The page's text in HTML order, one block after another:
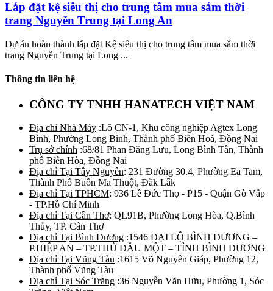
Lắp đặt kệ siêu thị cho trung tâm mua sắm thời
trang Nguyễn Trung tại Long An
Dự án hoàn thành lắp đặt Kệ siêu thị cho trung tâm mua sắm thời
trang Nguyễn Trung tại Long ...
Thông tin liên hệ
CÔNG TY TNHH HANATECH VIỆT NAM
Địa chỉ Nhà Máy :Lô CN-1, Khu công nghiệp Agtex Long
Bình, Phường Long Bình, Thành phố Biên Hoà, Đồng Nai
Trụ sở chính :68/81 Phan Đăng Lưu, Long Bình Tân, Thành
phố Biên Hòa, Đồng Nai
Địa chỉ Tại Tây Nguyên: 231 Đường 30.4, Phường Ea Tam,
Thành Phố Buôn Ma Thuột, Đắk Lắk
Địa chỉ Tại TPHCM: 936 Lê Đức Thọ - P15 - Quận Gò Vấp
- TP.Hồ Chí Minh
Địa chỉ Tại Cần Thơ: QL91B, Phường Long Hòa, Q.Bình
Thủy, TP. Cần Thơ
Địa chỉ Tại Bình Dương :1546 ĐẠI LỘ BÌNH DƯƠNG –
P.HIỆP AN – TP.THỦ DẦU MỘT – TỈNH BÌNH DƯƠNG
Địa chỉ Tại Vũng Tàu :1615 Võ Nguyên Giáp, Phường 12,
Thành phố Vũng Tàu
Địa chỉ Tại Sóc Trăng :36 Nguyễn Văn Hữu, Phường 1, Sóc